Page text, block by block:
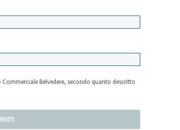
Belvedere, secondo quanto descritto